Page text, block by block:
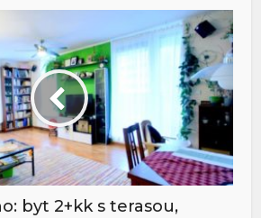
byt 2+kk s terasou,